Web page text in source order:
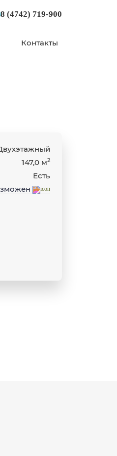
8 (4742) 719-900
Контакты
147,0 м2
Есть